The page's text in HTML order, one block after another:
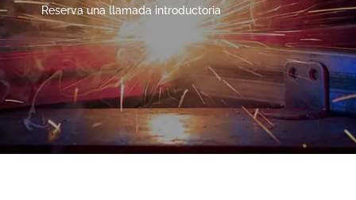
Reserva una llamada introductoria